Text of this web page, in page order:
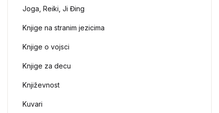
Joga, Reiki, Ji Đing
Knjige na stranim jezicima
Knjige o vojsci
Knjige za decu
Književnost
Kuvari